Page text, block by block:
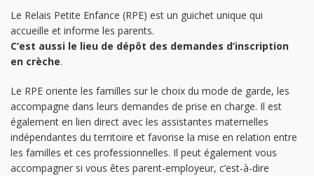
Le Relais Petite Enfance (RPE) est un guichet unique qui
accueille et informe les parents.
C’est aussi le lieu de dépôt des demandes d’inscription
en crèche.
Le RPE oriente les familles sur le choix du mode de garde, les
accompagne dans leurs demandes de prise en charge. Il est
également en lien direct avec les assistantes maternelles
indépendantes du territoire et favorise la mise en relation entre
les familles et ces professionnelles. Il peut également vous
accompagner si vous êtes parent-employeur, c’est-à-dire